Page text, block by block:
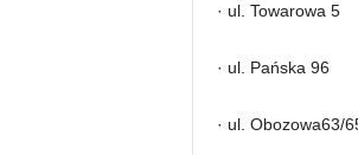
· ul. Towarowa 5
· ul. Pańska 96
· ul. Obozowa63/